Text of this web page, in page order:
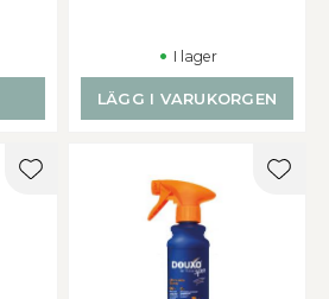
I lager
LÄGG I VARUKORGEN
Lägg till i favoriter